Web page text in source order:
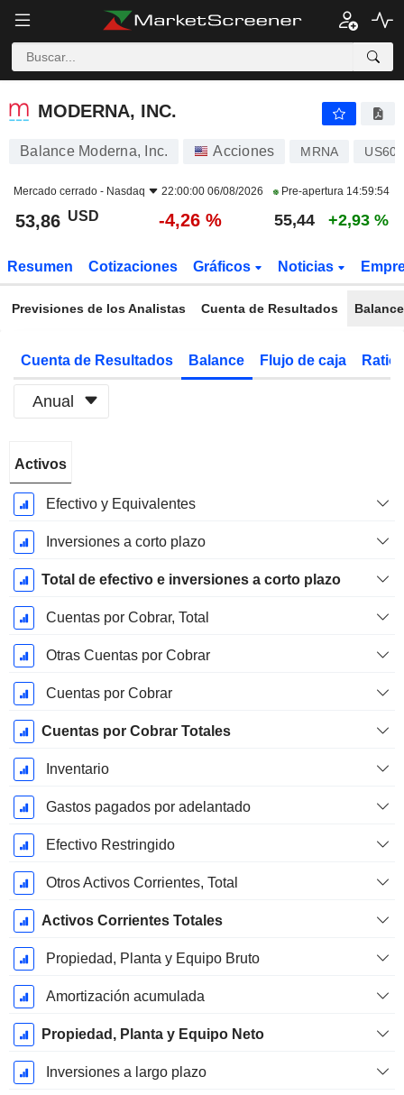
MODERNA, INC.
MODERNA, INC.
Balance Moderna, Inc. Acciones MRNA
Mercado cerrado - Nasdaq 22:00:00 06/08/2026 Pre-apertura 14:59:54
53,86 USD -4,26 % 55,44 +2,93 %
Resumen Cotizaciones Gráficos Noticias
Previsiones de los Analistas Cuenta de Resultados Balance
Cuenta de Resultados Balance Flujo de caja
Anual
fiscal:
Diciembre
Activos
Efectivo y Equivalentes
Inversiones a corto plazo
Total de efectivo e inversiones a corto plazo
Cuentas por Cobrar, Total
Otras Cuentas por Cobrar
Cuentas por Cobrar
Cuentas por Cobrar Totales
Inventario
Gastos pagados por adelantado
Efectivo Restringido
Otros Activos Corrientes, Total
Activos Corrientes Totales
Propiedad, Planta y Equipo Bruto
Amortización acumulada
Propiedad, Planta y Equipo Neto
Inversiones a largo plazo